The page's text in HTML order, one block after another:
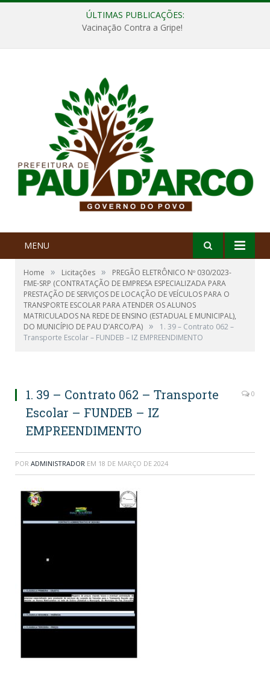
ÚLTIMAS PUBLICAÇÕES:
Vacinação Contra a Gripe!
MENU
Home » Licitações »
PREGÃO ELETRÔNICO Nº 030/2023-
FME-SRP (CONTRATAÇÃO DE EMPRESA ESPECIALIZADA PARA
PRESTAÇÃO DE SERVIÇOS DE LOCAÇÃO DE VEÍCULOS PARA O
TRANSPORTE ESCOLAR PARA ATENDER OS ALUNOS
MATRICULADOS NA REDE DE ENSINO (ESTADUAL E MUNICIPAL),
DO MUNICÍPIO DE PAU D’ARCO/PA) »
1. 39 – Contrato 062 –
Transporte Escolar – FUNDEB – IZ EMPREENDIMENTO
1. 39 – Contrato 062 – Transporte
Escolar – FUNDEB – IZ
EMPREENDIMENTO
0
POR ADMINISTRADOR EM 18 DE MARÇO DE 2024